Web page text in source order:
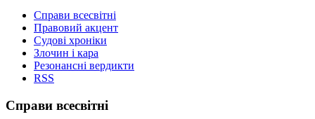
Справи всесвітні
Правовий акцент
Судові хроніки
Злочин і кара
Резонансні вердикти
RSS
Справи всесвітні